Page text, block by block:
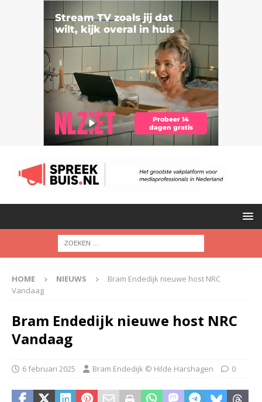
HOME NIEUWS
Bram Endedijk nieuwe host NRC
Vandaag
Bram Endedijk nieuwe host NRC
Vandaag
6 februari 2025 Bram Endedijk © Hilde Harshagen 0